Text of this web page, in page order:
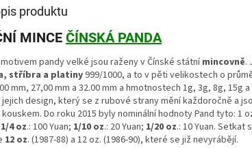
produktu
MINCE ČÍNSKÁ PANDA
pandy velké jsou raženy v Čínské státnímincovně.
stříbra a platiny999/1000, a to v pěti velikostech o
mm, 27,00 mm a 32.00 mm a hmotnostech 1g, 3g, 8g, 15g a
design, který se z rubové strany mění každoročně a
Do roku 2015 byly nominální hodnoty Pand tyto: 1
1/4 oz.: 100 Yuan; 1/10 oz.: 20 Yuan; 1/20 oz.: 10 Yuan. Setkat
12 oz. (1987-88) a 12 oz. (1986-90), které se již nevyrábějí.